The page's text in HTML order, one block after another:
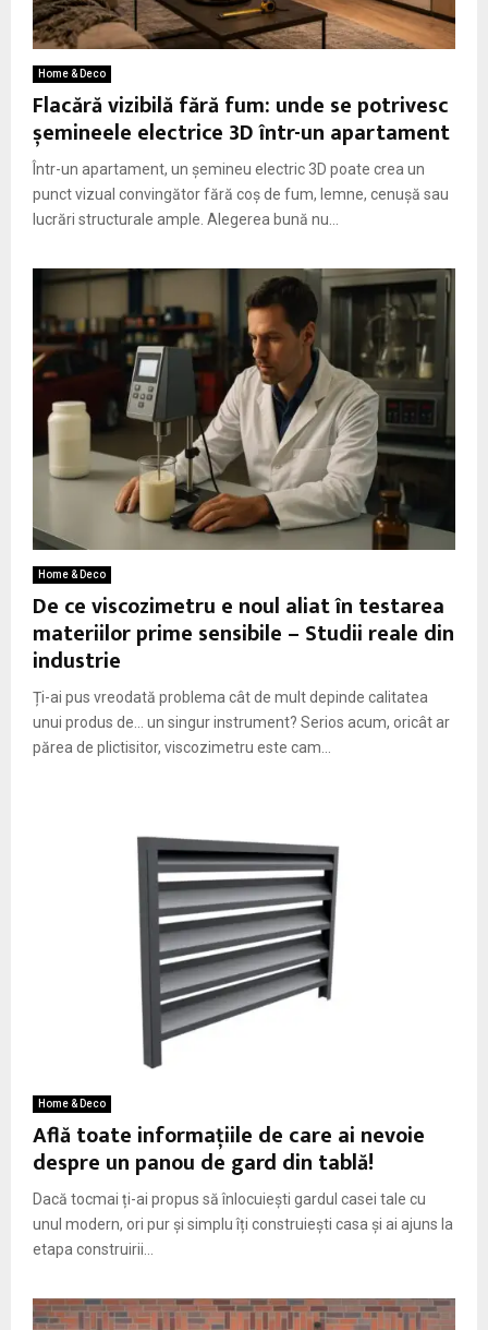
E
N
U
Home & Deco
Flacără vizibilă fără fum: unde se potrivesc
șemineele electrice 3D într-un apartament
Într-un apartament, un șemineu electric 3D poate crea un
punct vizual convingător fără coș de fum, lemne, cenușă sau
lucrări structurale ample. Alegerea bună nu...
Home & Deco
De ce viscozimetru e noul aliat în testarea
materiilor prime sensibile – Studii reale din
industrie
Ți-ai pus vreodată problema cât de mult depinde calitatea
unui produs de… un singur instrument? Serios acum, oricât ar
părea de plictisitor, viscozimetru este cam...
Home & Deco
Află toate informațiile de care ai nevoie
despre un panou de gard din tablă!
Dacă tocmai ți-ai propus să înlocuiești gardul casei tale cu
unul modern, ori pur și simplu îți construiești casa și ai ajuns la
etapa construirii...